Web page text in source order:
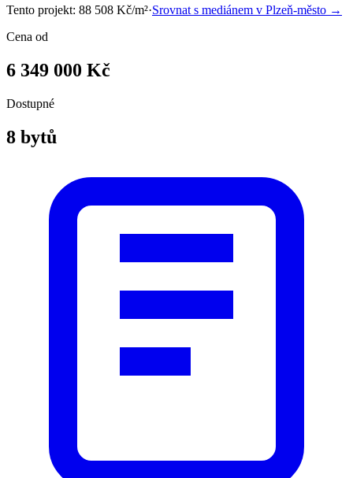
Tento projekt: 88 508 Kč/m²·Srovnat s mediánem v Plzeň-město →
Cena od
6 349 000 Kč
Dostupné
8 bytů